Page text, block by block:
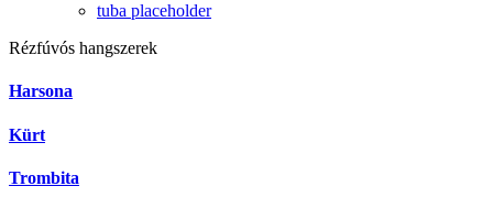
tuba placeholder
Rézfúvós hangszerek
Harsona
Kürt
Trombita